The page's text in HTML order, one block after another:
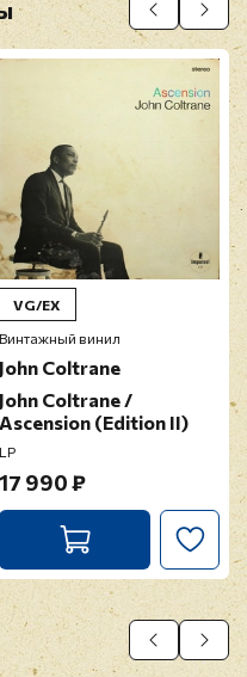
проходят
VG/EX
Винтажный винил
John Coltrane
John Coltrane /
Ascension (Edition II)
LP
17 990 ₽